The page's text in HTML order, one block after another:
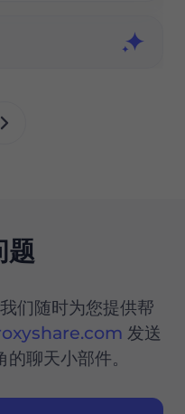
题
们随时为您提供帮
发送
聊天小部件。